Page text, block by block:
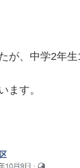
が、中学2年
ます。